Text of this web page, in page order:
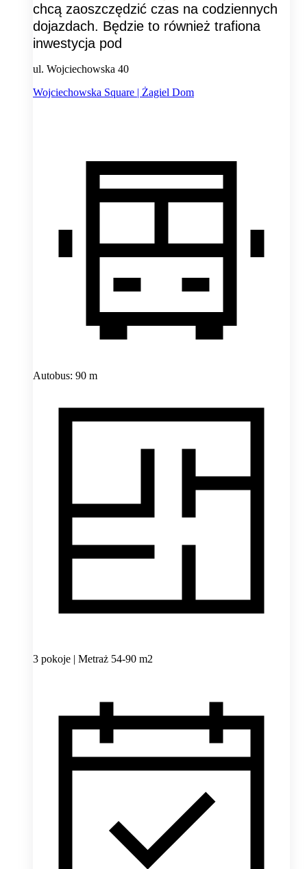
chcą zaoszczędzić czas na codziennych
dojazdach. Będzie to również trafiona
inwestycja pod
ul. Wojciechowska 40
Wojciechowska Square | Żagiel Dom
Autobus: 90 m
3 pokoje | Metraż 54-90 m2